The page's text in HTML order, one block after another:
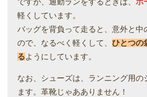
ですが、通勤ランをするときは、 ポ
軽くしています。
バッグを背負って走ると、意外と中
ので、なるべく軽くして、 ひとつの
るようにしています。
なお、シューズは、ランニング用の
ます。革靴じゃあありません！